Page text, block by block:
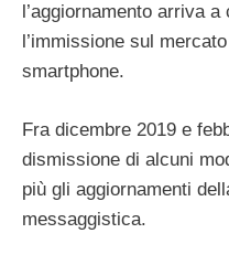
l’aggiornamento arriva
l’immissione sul
smartphone.
Fra dicembre 2019 e
dismissione di alcuni
più gli aggiornamenti
messaggistica.